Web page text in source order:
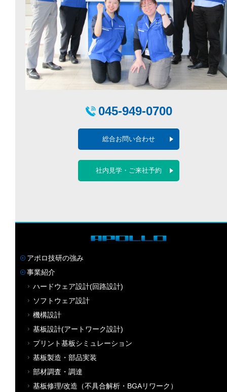
045-949-0700
総合お問い合わせ
社内見学・ご来社予約
アポロ技研の強み
事業紹介
ハードウェア設計(回路設計)
ソフトウェア設計
機構設計
基板設計(アートワーク設計)
プリント基板シミュレーション
基板製造・部品実装
部材調査・調達
基板修理/改造（不具合解析・BGAリワーク）